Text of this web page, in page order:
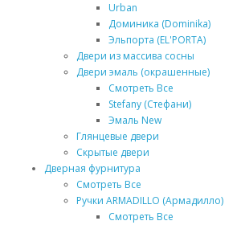
Urban
Доминика (Dominika)
Эльпорта (EL'PORTA)
Двери из массива сосны
Двери эмаль (окрашенные)
Смотреть Все
Stefany (Стефани)
Эмаль New
Глянцевые двери
Скрытые двери
Дверная фурнитура
Смотреть Все
Ручки ARMADILLO (Армадилло)
Смотреть Все